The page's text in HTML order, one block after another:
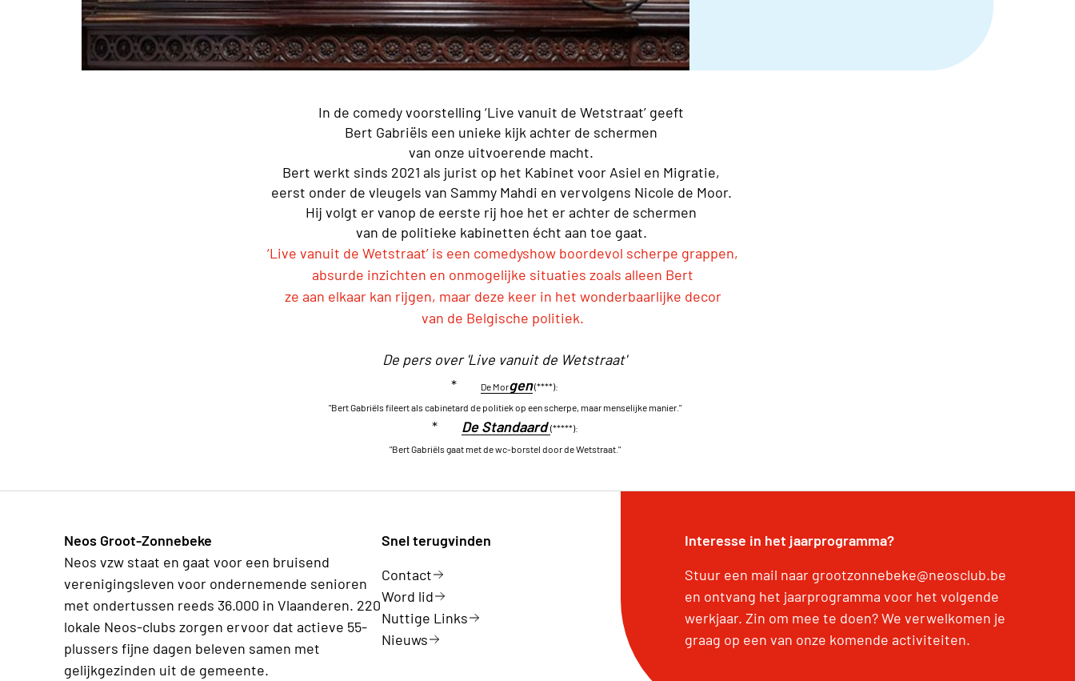
In de comedy voorstelling ‘Live vanuit de Wetstraat’ geeft
Bert Gabriëls een unieke kijk achter de schermen
van onze uitvoerende macht.
Bert werkt sinds 2021 als jurist op het Kabinet voor Asiel en Migratie,
eerst onder de vleugels van Sammy Mahdi en vervolgens Nicole de Moor.
Hij volgt er vanop de eerste rij hoe het er achter de schermen
van de politieke kabinetten écht aan toe gaat.
‘Live vanuit de Wetstraat’ is een comedyshow boordevol scherpe grappen,
absurde inzichten en onmogelijke situaties zoals alleen Bert
ze aan elkaar kan rijgen, maar deze keer in het wonderbaarlijke decor
van de Belgische politiek.
De pers over 'Live vanuit de Wetstraat'
*
De Morgen(****):
"Bert Gabriëls fileert als cabinetard de politiek op een scherpe, maar menselijke manier."
* De Standaard (*****):
"Bert Gabriëls gaat met de wc-borstel door de Wetstraat."
Neos Groot-Zonnebeke
Neos vzw staat en gaat voor een bruisend
verenigingsleven voor ondernemende senioren
met ondertussen reeds 36.000 in Vlaanderen. 220
lokale Neos-clubs zorgen ervoor dat actieve 55-
plussers fijne dagen beleven samen met
gelijkgezinden uit de gemeente.
Snel terugvinden
Contact
Word lid
Nuttige Links
Nieuws
Interesse in het jaarprogramma?
Stuur een mail naar grootzonnebeke@neosclub.be
en ontvang het jaarprogramma voor het volgende
werkjaar. Zin om mee te doen? We verwelkomen je
graag op een van onze komende activiteiten.